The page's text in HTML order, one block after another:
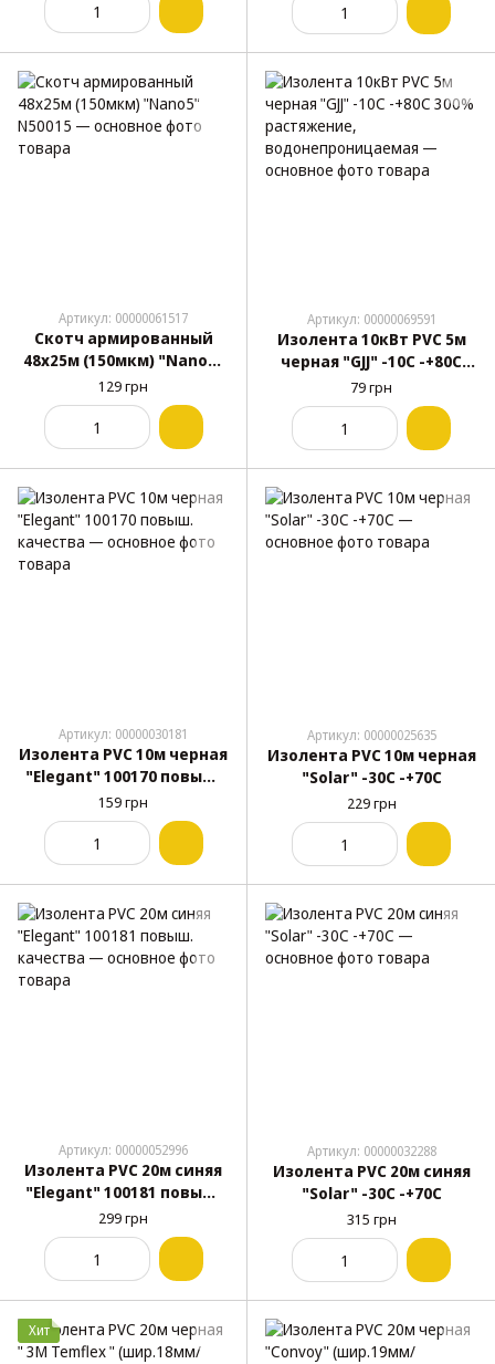
Артикул: 00000061517
Скотч армированный
48х25м (150мкм) "Nano5"
N50015
129 грн
Артикул: 00000069591
Изолента 10кВт PVC 5м
черная "GJJ" -10С -+80С
300% растяжение,
водонепроницаемая
79 грн
Артикул: 00000030181
Изолента PVC 10м черная
"Elegant" 100170 повыш.
качества
159 грн
Артикул: 00000025635
Изолента PVC 10м черная
"Solar" -30С -+70С
229 грн
Артикул: 00000052996
Изолента PVC 20м синяя
"Elegant" 100181 повыш.
качества
299 грн
Артикул: 00000032288
Изолента PVC 20м синяя
"Solar" -30С -+70С
315 грн
Хит